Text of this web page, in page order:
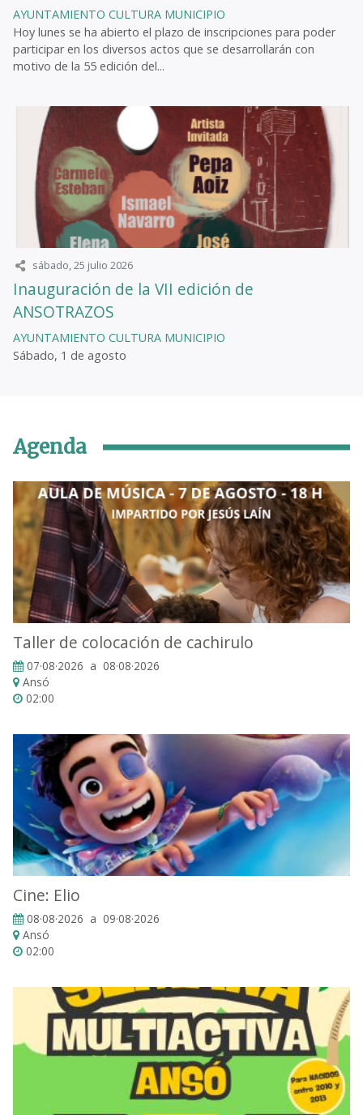
AYUNTAMIENTO CULTURA MUNICIPIO
Hoy lunes se ha abierto el plazo de inscripciones para poder
participar en los diversos actos que se desarrollarán con
motivo de la 55 edición del...
sábado, 25 julio 2026
Inauguración de la VII edición de
ANSOTRAZOS
AYUNTAMIENTO CULTURA MUNICIPIO
Sábado, 1 de agosto
Agenda
Taller de colocación de cachirulo
07·08·2026 a 08·08·2026
Ansó
02:00
Cine: Elio
08·08·2026 a 09·08·2026
Ansó
02:00